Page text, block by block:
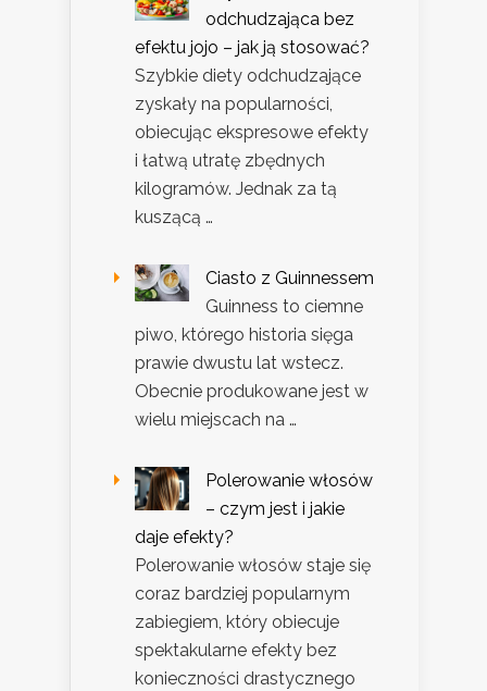
odchudzająca bez
efektu jojo – jak ją stosować?
Szybkie diety odchudzające
zyskały na popularności,
obiecując ekspresowe efekty
i łatwą utratę zbędnych
kilogramów. Jednak za tą
kuszącą …
Ciasto z Guinnessem
Guinness to ciemne
piwo, którego historia sięga
prawie dwustu lat wstecz.
Obecnie produkowane jest w
wielu miejscach na …
Polerowanie włosów
– czym jest i jakie
daje efekty?
Polerowanie włosów staje się
coraz bardziej popularnym
zabiegiem, który obiecuje
spektakularne efekty bez
konieczności drastycznego